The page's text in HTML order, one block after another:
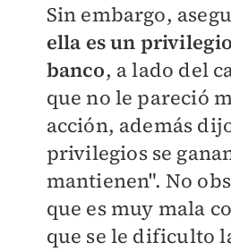
Sin embargo,
ella es un
banco, a lado del
que no le pareció
acción, además
privilegios se
mantienen". No
que es muy mala
que se le dificulto